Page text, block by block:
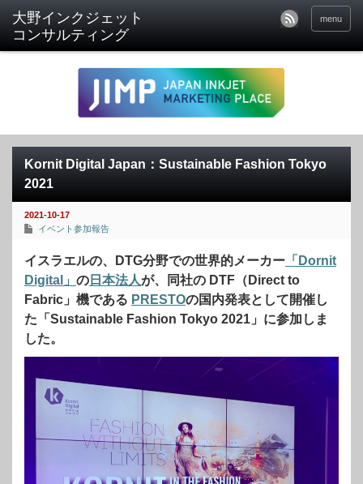
menu
Kornit Digital Japan：Sustainable Fashion Tokyo
2021
2021-10-17
イベント参加報告
イスラエルの、DTG分野での世界的メーカー 「Dornit
Digital」 の 日本法人が、同社の DTF（Direct to
Fabric」機である PRESTOの国内発表として開催し
た「Sustainable Fashion Tokyo 2021」に参加しま
した。